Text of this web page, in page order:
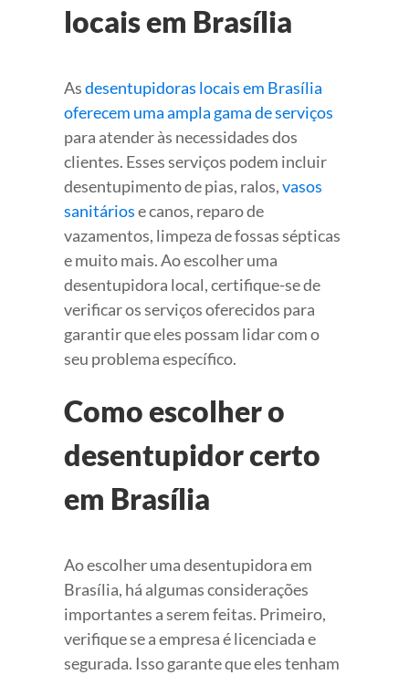
locais em Brasília
Asdesentupidoras locais em Brasília
oferecem uma ampla gama de serviços
para atender às necessidades dos
clientes. Esses serviços podem incluir
desentupimento de pias, ralos,vasos
sanitáriose canos, reparo de
vazamentos, limpeza de fossas sépticas
e muito mais. Ao escolher uma
desentupidora local, certifique-se de
verificar os serviços oferecidos para
garantir que eles possam lidar com o
seu problema específico.
Como escolher o
desentupidor certo
em Brasília
Ao escolher uma desentupidora em
Brasília, há algumas considerações
importantes a serem feitas. Primeiro,
verifique se a empresa é licenciada e
segurada. Isso garante que eles tenham